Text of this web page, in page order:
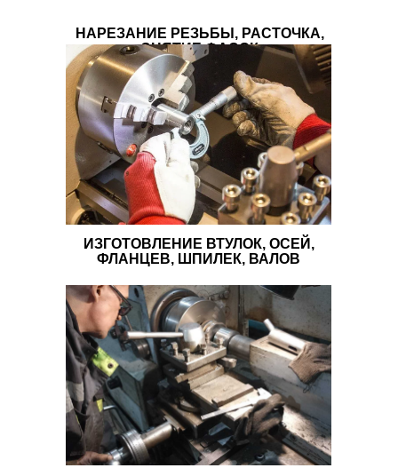
НАРЕЗАНИЕ РЕЗЬБЫ, РАСТОЧКА,
СНЯТИЕ ФАСОК
ИЗГОТОВЛЕНИЕ ВТУЛОК, ОСЕЙ,
ФЛАНЦЕВ, ШПИЛЕК, ВАЛОВ